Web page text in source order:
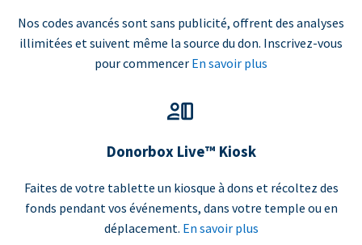
Nos codes avancés sont sans publicité, offrent des analyses
illimitées et suivent même la source du don. Inscrivez-vous
pour commencer En savoir plus
Donorbox Live™ Kiosk
Faites de votre tablette un kiosque à dons et récoltez des
fonds pendant vos événements, dans votre temple ou en
déplacement. En savoir plus